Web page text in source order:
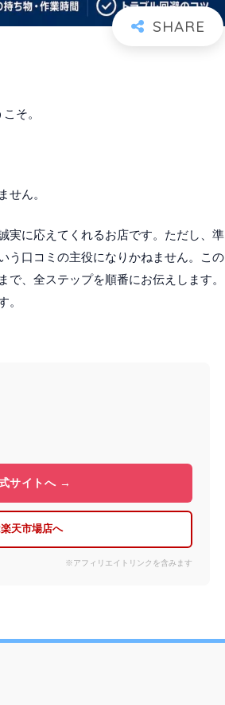
そ。
せん。
実に応えてくれるお店です。ただし、準
う口コミの主役になりかねません。この
、全ステップを順番にお伝えします。
。
サイトへ →
天市場店へ
※アフィリエイトリンクを含みます